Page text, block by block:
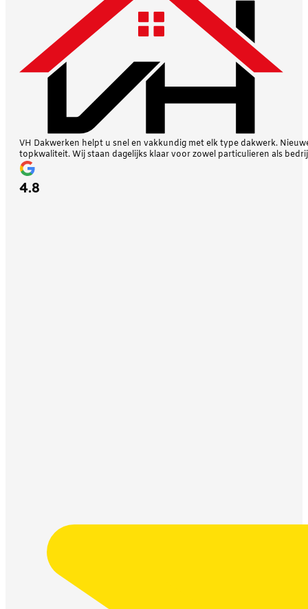
VH Dakwerken helpt u snel en vakkundig met elk type dakwerk.
topkwaliteit. Wij staan dagelijks klaar voor zowel particulieren als
4.8